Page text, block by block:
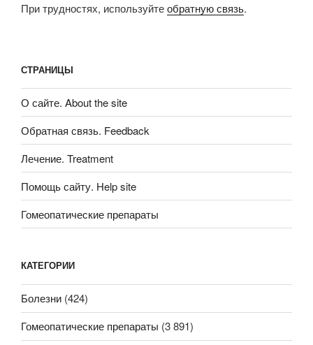
При трудностях, используйтеобратную связь.
СТРАНИЦЫ
О сайте. About the site
Обратная связь. Feedback
Лечение. Treatment
Помощь сайту. Help site
Гомеопатические препараты
КАТЕГОРИИ
Болезни (424)
Гомеопатические препараты (3 891)